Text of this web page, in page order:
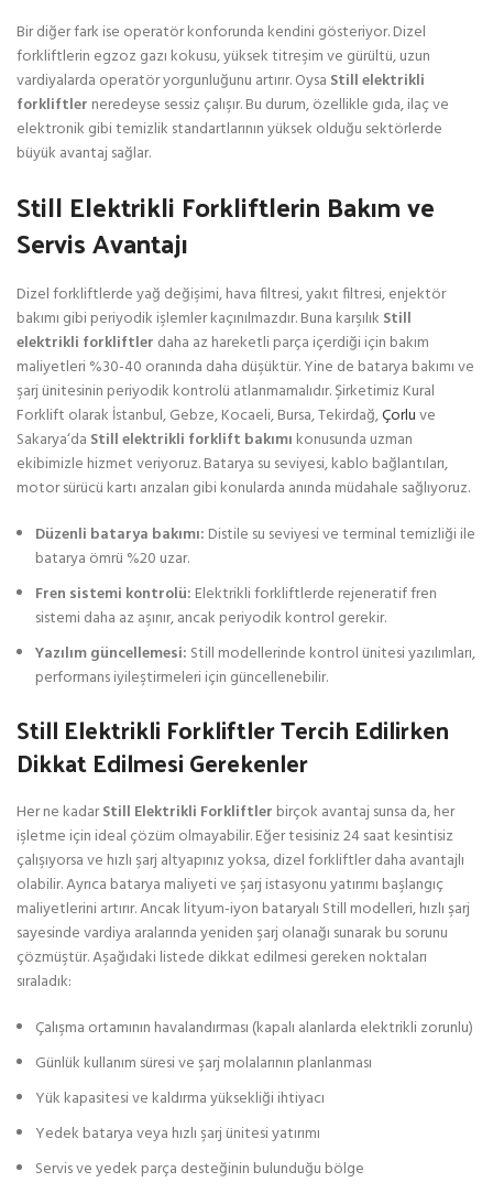
Bir diğer fark ise operatör konforunda kendini gösteriyor. Dizel
forkliftlerin egzoz gazı kokusu, yüksek titreşim ve gürültü, uzun
vardiyalarda operatör yorgunluğunu artırır. Oysa Still elektrikli
forkliftler neredeyse sessiz çalışır. Bu durum, özellikle gıda, ilaç ve
elektronik gibi temizlik standartlarının yüksek olduğu sektörlerde
büyük avantaj sağlar.
Still Elektrikli Forkliftlerin Bakım ve
Servis Avantajı
Dizel forkliftlerde yağ değişimi, hava filtresi, yakıt filtresi, enjektör
bakımı gibi periyodik işlemler kaçınılmazdır. Buna karşılık Still
elektrikli forkliftler daha az hareketli parça içerdiği için bakım
maliyetleri %30-40 oranında daha düşüktür. Yine de batarya bakımı ve
şarj ünitesinin periyodik kontrolü atlanmamalıdır. Şirketimiz Kural
Forklift olarak İstanbul, Gebze, Kocaeli, Bursa, Tekirdağ,Çorluve
Sakarya‘da Still elektrikli forklift bakımı konusunda uzman
ekibimizle hizmet veriyoruz. Batarya su seviyesi, kablo bağlantıları,
motor sürücü kartı arızaları gibi konularda anında müdahale sağlıyoruz.
Düzenli batarya bakımı: Distile su seviyesi ve terminal temizliği ile
batarya ömrü %20 uzar.
Fren sistemi kontrolü: Elektrikli forkliftlerde rejeneratif fren
sistemi daha az aşınır, ancak periyodik kontrol gerekir.
Yazılım güncellemesi: Still modellerinde kontrol ünitesi yazılımları,
performans iyileştirmeleri için güncellenebilir.
Still Elektrikli Forkliftler Tercih Edilirken
Dikkat Edilmesi Gerekenler
Her ne kadarStill Elektrikli Forkliftler birçok avantaj sunsa da, her
işletme için ideal çözüm olmayabilir. Eğer tesisiniz 24 saat kesintisiz
çalışıyorsa ve hızlı şarj altyapınız yoksa, dizel forkliftler daha avantajlı
olabilir. Ayrıca batarya maliyeti ve şarj istasyonu yatırımı başlangıç
maliyetlerini artırır. Ancak lityum-iyon bataryalı Still modelleri, hızlı şarj
sayesinde vardiya aralarında yeniden şarj olanağı sunarak bu sorunu
çözmüştür. Aşağıdaki listede dikkat edilmesi gereken noktaları
sıraladık:
Çalışma ortamının havalandırması (kapalı alanlarda elektrikli zorunlu)
Günlük kullanım süresi ve şarj molalarının planlanması
Yük kapasitesi ve kaldırma yüksekliği ihtiyacı
Yedek batarya veya hızlı şarj ünitesi yatırımı
Servis ve yedek parça desteğinin bulunduğu bölge